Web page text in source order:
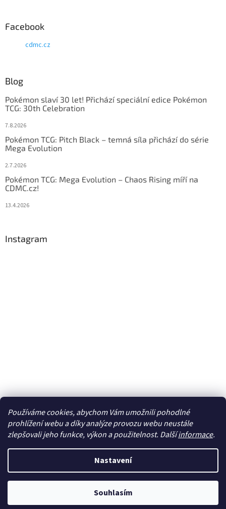
Používáme cookies, abychom Vám umožnili pohodlné
prohlížení webu a díky analýze provozu webu neustále
zlepšovali jeho funkce, výkon a použitelnost. Dalšíinformace.
Nastavení
Souhlasím
Facebook
cdmc.cz
Blog
Pokémon slaví 30 let! Přichází speciální edice Pokémon
TCG: 30th Celebration
7.8.2026
Pokémon TCG: Pitch Black – temná síla přichází do série
Mega Evolution
2.7.2026
Pokémon TCG: Mega Evolution – Chaos Rising míří na
CDMC.cz!
13.4.2026
Instagram
Sledovat na Instagramu
Copyright 2026cdmc.cz. Všechna práva vyhrazena.Upravit
nastavení cookies